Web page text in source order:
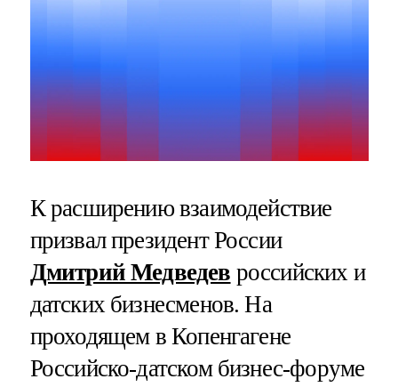
К расширению взаимодействие
призвал президент России
Дмитрий Медведев российских и
датских бизнесменов. На
проходящем в Копенгагене
Российско-датском бизнес-форуме